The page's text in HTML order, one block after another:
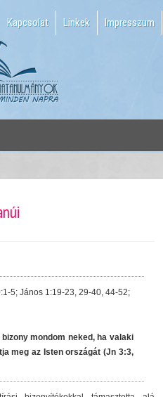
Kapcsolat Linkek Impresszum
5; János 1:19-23, 29-40, 44-52;
mondom neked, ha valaki
meg az Isten országát (Jn 3:3,